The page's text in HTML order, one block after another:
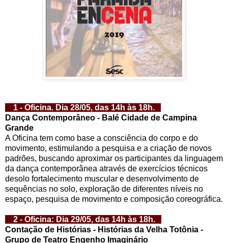
1 - Oficina. Dia 28/05, das 14h às 18h.
Dança Contemporâneo - Balé Cidade de Campina
Grande
A Oficina tem como base a consciência do corpo e do
movimento, estimulando a pesquisa e a criação de novos
padrões, buscando aproximar os participantes da linguagem
da dança contemporânea através de exercícios técnicos
desolo fortalecimento muscular e desenvolvimento de
sequências no solo, exploração de diferentes níveis no
espaço, pesquisa de movimento e composição coreográfica.
2 - Oficina: Dia 29/05, das 14h às 18h.
Contação de Histórias - Histórias da Velha Totônia -
Grupo de Teatro Engenho Imaginário